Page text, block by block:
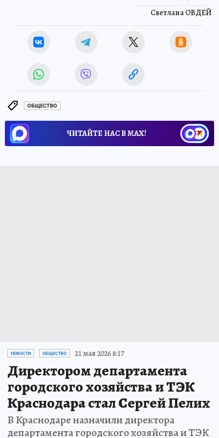
Светлана ОВДЕЙ
ОБЩЕСТВО
ЧИТАЙТЕ НАС В МАХ!
НОВОСТИ ОБЩЕСТВО 21 мая 2026 8:17
Директором департамента
городского хозяйства и ТЭК
Краснодара стал Сергей Пелих
В Краснодаре назначили директора
департамента городского хозяйства и ТЭК